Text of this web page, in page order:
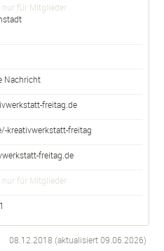
für Mitglieder
Nachricht
freitag.de
kreativwerkstatt-freitag
freitag.de
für Mitglieder
08.12.2018 (aktualisiert09.06.2026)